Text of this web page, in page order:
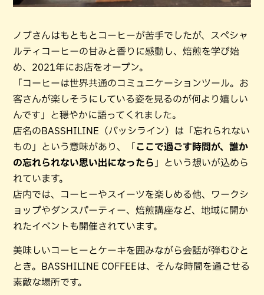
ノブさんはもともとコーヒーが苦手でしたが、スペシャ
ルティコーヒーの甘みと香りに感動し、焙煎を学び始
め、2021年にお店をオープン。
「コーヒーは世界共通のコミュニケーションツール。お
客さんが楽しそうにしている姿を見るのが何より嬉しい
んです」と穏やかに語ってくれました。
店名のBASSHILINE（バッシライン）は「忘れられない
もの」という意味があり、「
ここで過ごす時間が、誰か
の忘れられない思い出になったら 」という想いが込めら
れています。
店内では、コーヒーやスイーツを楽しめる他、ワークシ
ョップやダンスパーティー、焙煎講座など、地域に開か
れたイベントも開催されています。
美味しいコーヒーとケーキを囲みながら会話が弾むひと
とき。BASSHILINE COFFEEは、そんな時間を過ごせる
素敵な場所です。